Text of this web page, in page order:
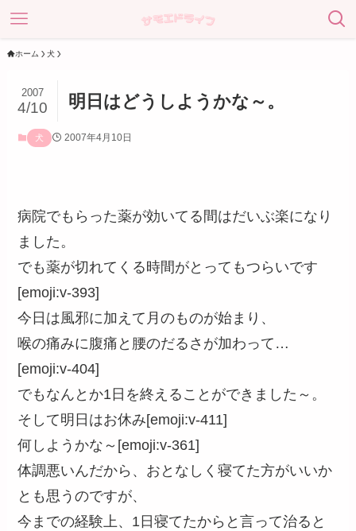
ホーム 犬
明日はどうしようかな～。
2007
4/10
犬 2007年4月10日
病院でもらった薬が効いてる間はだいぶ楽になり
ました。
でも薬が切れてくる時間がとってもつらいです
[emoji:v-393]
今日は風邪に加えて月のものが始まり、
喉の痛みに腹痛と腰のだるさが加わって…
[emoji:v-404]
でもなんとか1日を終えることができました～。
そして明日はお休み[emoji:v-411]
何しようかな～[emoji:v-361]
体調悪いんだから、おとなしく寝てた方がいいか
とも思うのですが、
今までの経験上、1日寝てたからと言って治ると